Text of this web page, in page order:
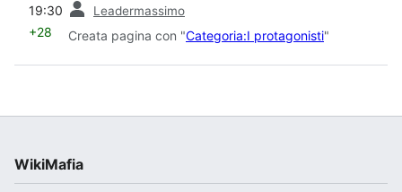
19:30 Leadermassimo
+28 Creata pagina con "Categoria:I protagonisti"
WikiMafia